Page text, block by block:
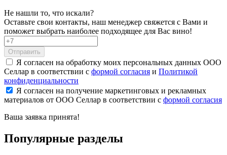
Не нашли то, что искали?
Оставьте свои контакты, наш менеджер свяжется с Вами и
поможет выбрать наиболее подходящее для Вас вино!
Отправить
Я согласен на обработку моих персональных данных ООО
Селлар в соответствии с формой согласия и Политикой
конфиденциальности
Я согласен на получение маркетинговых и рекламных
материалов от ООО Селлар в соответствии с формой согласия
Ваша заявка принята!
Популярные разделы